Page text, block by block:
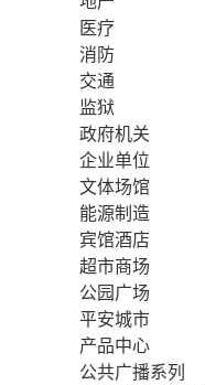
医疗
消防
交通
监狱
政府机关
企业单位
文体场馆
能源制造
宾馆酒店
超市商场
公园广场
平安城市
产品中心
公共广播系列